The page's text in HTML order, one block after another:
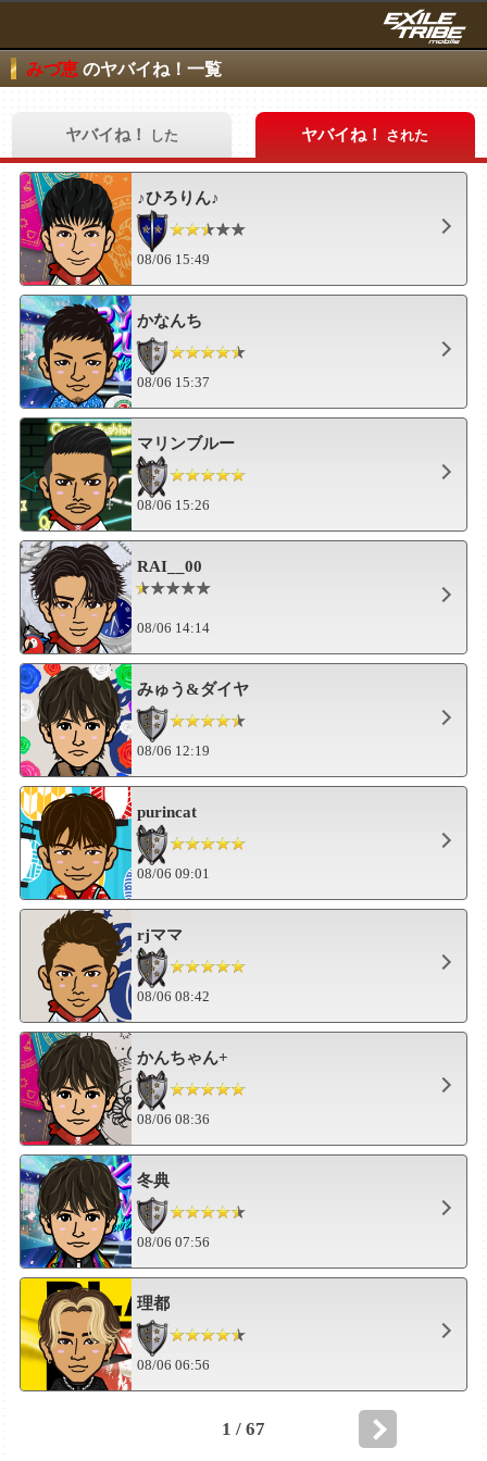
みづ恵 のヤバイね！一覧
ヤバイね！ した ヤバイね！ された
♪ひろりん♪
08/06 15:49
かなんち
08/06 15:37
マリンブルー
08/06 15:26
RAI__00
08/06 14:14
みゅう&ダイヤ
08/06 12:19
purincat
08/06 09:01
rjママ
08/06 08:42
かんちゃん+
08/06 08:36
冬典
08/06 07:56
理都
08/06 06:56
1 / 67